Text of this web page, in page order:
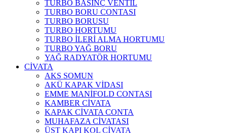
TURBO BASINÇ VENTİL
TURBO BORU CONTASI
TURBO BORUSU
TURBO HORTUMU
TURBO İLERİ ALMA HORTUMU
TURBO YAĞ BORU
YAĞ RADYATÖR HORTUMU
CİVATA
AKS SOMUN
AKÜ KAPAK VİDASI
EMME MANİFOLD CONTASI
KAMBER CİVATA
KAPAK CİVATA CONTA
MUHAFAZA CİVATASI
ÜST KAPI KOL CİVATA